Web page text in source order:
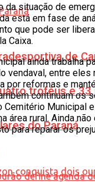
de
troféus e 33
do Paraná
da situação de
está em fase de
que pode ser
Caixa.
ainda trabalha
vendaval, entre eles
por reformas e
continuam os
Cemitério Municipal
área rural. Ainda
para reparar os